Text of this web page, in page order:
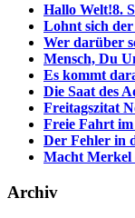
Hallo Welt!8.
Lohnt sich
Wer darüber
Mensch, Du
Es kommt
Die Saat des
Freitagszitat
Freie Fahrt im
Der Fehler in
Macht Merkel
Archiv